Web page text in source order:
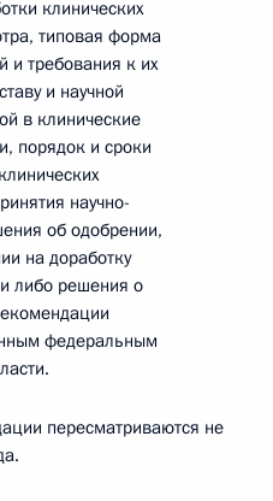
клинических
типовая форма
и требования к их
и научной
в клинические
порядок и сроки
научно-
об одобрении,
на доработку
либо решения о
федеральным
пересматриваются не